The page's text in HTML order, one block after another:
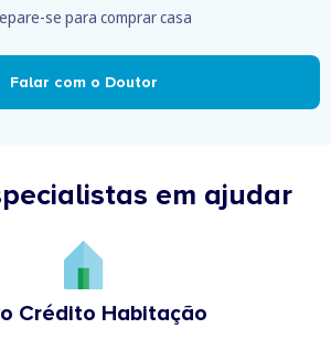
se para comprar casa
Falar com o Doutor
em ajudar
Crédito Habitação